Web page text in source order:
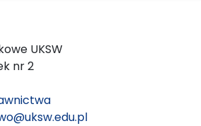
UKSW
nr 2